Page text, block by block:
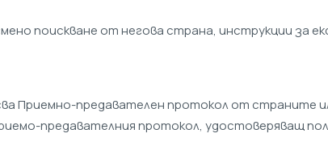
поискване от негова страна, инструкции за
Приемно-предавателен протокол от страните
предавателния протокол, удостоверяващ